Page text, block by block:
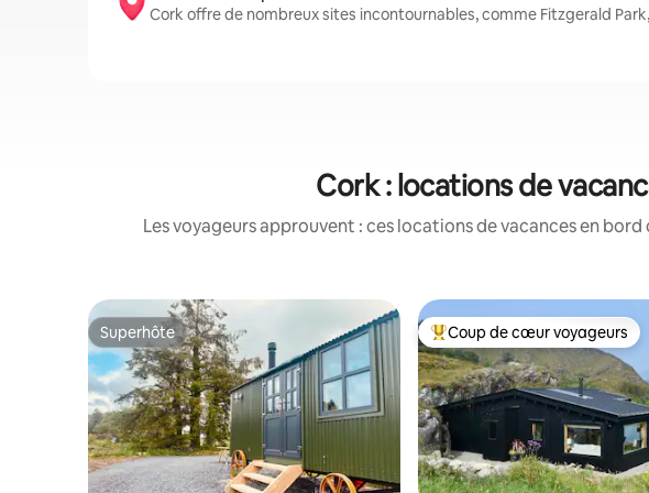
Cork offre de nombreux sites incontournables, comme Fitzgerald
Cork : locations de
Les voyageurs approuvent : ces locations de vacances en
Superhôte
Superhôte Coups de cœur voyageurs les
Coup de cœur voyageurs